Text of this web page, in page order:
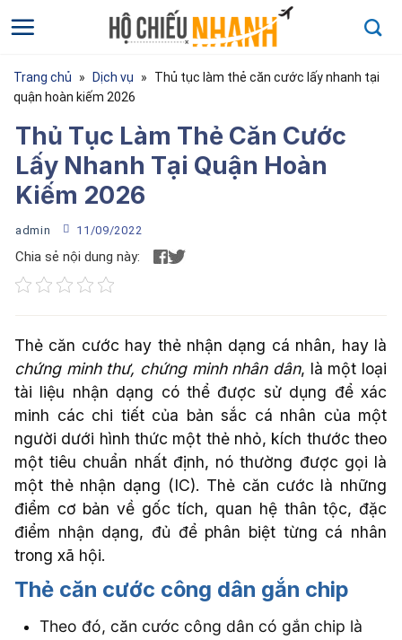
qua
dung
Trang chủ » Dịch vụ »
Thủ tục làm thẻ căn cước lấy nhanh tại
quận hoàn kiếm 2026
Thủ Tục Làm Thẻ Căn Cước
Lấy Nhanh Tại Quận Hoàn
Kiếm 2026
admin 11/09/2022
Chia sẻ nội dung này:
Thẻ căn cước hay thẻ nhận dạng cá nhân, hay là
chứng minh thư, chứng minh nhân dân, là một loại
tài liệu nhận dạng có thể được sử dụng để xác
minh các chi tiết của bản sắc cá nhân của một
người dưới hình thức một thẻ nhỏ, kích thước theo
một tiêu chuẩn nhất định, nó thường được gọi là
một thẻ nhận dạng (IC). Thẻ căn cước là những
điểm cơ bản về gốc tích, quan hệ thân tộc, đặc
điểm nhận dạng, đủ để phân biệt từng cá nhân
trong xã hội.
Thẻ căn cước công dân gắn chip
Theo đó, căn cước công dân có gắn chip là
Nhập số điện thoại
cần được tư vấn
Dịch vụ cần tư
vấn*
cho tôi